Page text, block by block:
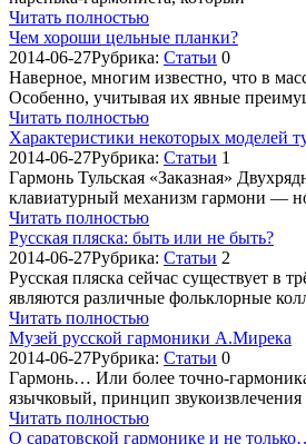
Читать полностью
Чем хороши цельные планки?
2014-06-27Рубрика: Cтатьи 0
Наверное, многим известно, что в
Особенно, учитывая их явные
Читать полностью
Характеристики некоторых моделей
2014-06-27Рубрика: Cтатьи 1
Гармонь Тульская «Заказная»
клавиатурный механизм гармони —
Читать полностью
Русская пляска: быть или не быть?
2014-06-27Рубрика: Cтатьи 2
Русская пляска сейчас существует в
являются различные фольклорные
Читать полностью
Музей русской гармоники А.Мирека
2014-06-27Рубрика: Cтатьи 0
Гармонь… Или более точно-
язычковый, принцип звукоизвлечения
Читать полностью
О саратовской гармонике и не